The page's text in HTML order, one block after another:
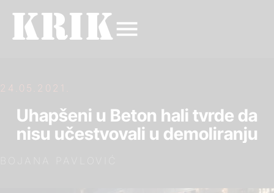
24.05.2021.
Uhapšeni u Beton hali tvrde da
nisu učestvovali u demoliranju